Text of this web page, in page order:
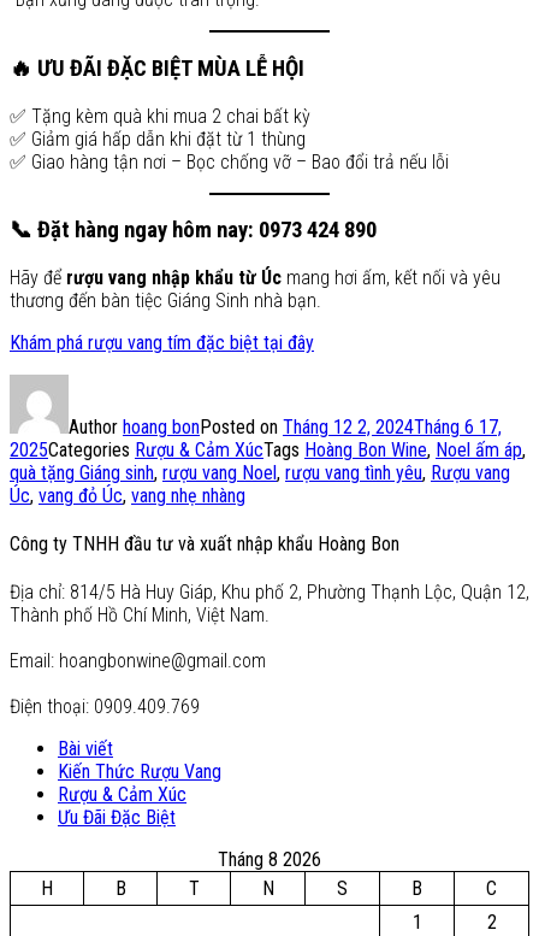
🔥 ƯU ĐÃI ĐẶC BIỆT MÙA LỄ HỘI
✅ Tặng kèm quà khi mua 2 chai bất kỳ
✅ Giảm giá hấp dẫn khi đặt từ 1 thùng
✅ Giao hàng tận nơi – Bọc chống vỡ – Bao đổi trả nếu lỗi
📞 Đặt hàng ngay hôm nay: 0973 424 890
Hãy để rượu vang nhập khẩu từ Úc mang hơi ấm, kết nối và yêu
thương đến bàn tiệc Giáng Sinh nhà bạn.
Khám phá rượu vang tím đặc biệt tại đây
Author hoang bonPosted on Tháng 12 2, 2024Tháng 6 17,
2025Categories Rượu & Cảm XúcTags Hoàng Bon Wine, Noel ấm áp,
quà tặng Giáng sinh, rượu vang Noel, rượu vang tình yêu, Rượu vang
Úc, vang đỏ Úc, vang nhẹ nhàng
Công ty TNHH đầu tư và xuất nhập khẩu Hoàng Bon
Địa chỉ: 814/5 Hà Huy Giáp, Khu phố 2, Phường Thạnh Lộc, Quận 12,
Thành phố Hồ Chí Minh, Việt Nam.
Email: hoangbonwine@gmail.com
Điện thoại: 0909.409.769
Bài viết
Kiến Thức Rượu Vang
Rượu & Cảm Xúc
Ưu Đãi Đặc Biệt
Tháng 8 2026
H
B T N S B
C
1
2